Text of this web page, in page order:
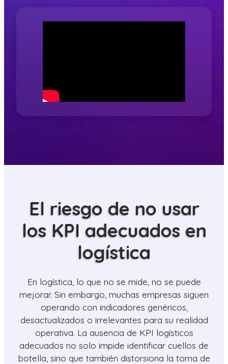
El riesgo de no usar
los KPI adecuados en
logística
En logística, lo que no se mide, no se puede
mejorar. Sin embargo, muchas empresas siguen
operando con indicadores genéricos,
desactualizados o irrelevantes para su realidad
operativa. La ausencia de KPI logísticos
adecuados no solo impide identificar cuellos de
botella, sino que también distorsiona la toma de